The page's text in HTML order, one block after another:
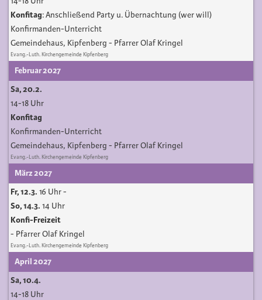
Konfitag:Anschließend Party u. Übernachtung (wer will)
Konfirmanden-Unterricht
Gemeindehaus, Kipfenberg
Pfarrer Olaf Kringel
Evang.-Luth. Kirchengemeinde Kipfenberg
Februar 2027
Sa, 20.2.
14-18 Uhr
Konfitag
Konfirmanden-Unterricht
Gemeindehaus, Kipfenberg
Pfarrer Olaf Kringel
Evang.-Luth. Kirchengemeinde Kipfenberg
März 2027
Fr, 12.3. 16 Uhr-
So, 14.3. 14 Uhr
Konfi-Freizeit
Pfarrer Olaf Kringel
Evang.-Luth. Kirchengemeinde Kipfenberg
April 2027
Sa, 10.4.
14-18 Uhr